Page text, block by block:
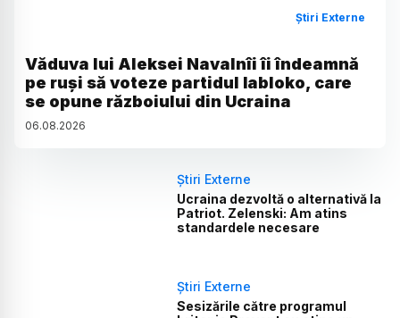
Știri Externe
Văduva lui Aleksei Navalnîi îi îndeamnă
pe ruși să voteze partidul Iabloko, care
se opune războiului din Ucraina
06.08.2026
Știri Externe
Ucraina dezvoltă o alternativă la
Patriot. Zelenski: Am atins
standardele necesare
Știri Externe
Sesizările către programul